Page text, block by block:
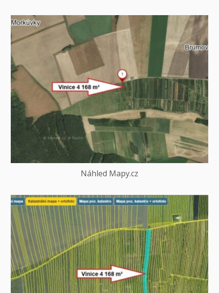
Náhled Mapy.cz